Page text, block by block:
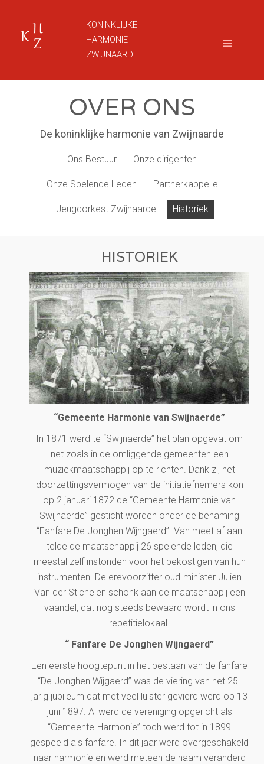
KONINKLIJKE
HARMONIE
ZWIJNAARDE
OVER ONS
De koninklijke harmonie van Zwijnaarde
Ons Bestuur Onze dirigenten
Onze Spelende Leden Partnerkappelle
Jeugdorkest Zwijnaarde Historiek
HISTORIEK
“Gemeente Harmonie van Swijnaerde”
In 1871 werd te “Swijnaerde” het plan opgevat om
net zoals in de omliggende gemeenten een
muziekmaatschappij op te richten. Dank zij het
doorzettingsvermogen van de initiatiefnemers kon
op 2 januari 1872 de “Gemeente Harmonie van
Swijnaerde” gesticht worden onder de benaming
“Fanfare De Jonghen Wijngaerd”. Van meet af aan
telde de maatschappij 26 spelende leden, die
meestal zelf instonden voor het bekostigen van hun
instrumenten. De erevoorzitter oud-minister Julien
Van der Stichelen schonk aan de maatschappij een
vaandel, dat nog steeds bewaard wordt in ons
repetitielokaal.
“ Fanfare De Jonghen Wijngaerd”
Een eerste hoogtepunt in het bestaan van de fanfare
“De Jonghen Wijgaerd” was de viering van het 25-
jarig jubileum dat met veel luister gevierd werd op 13
juni 1897. Al werd de vereniging opgericht als
“Gemeente-Harmonie” toch werd tot in 1899
gespeeld als fanfare. In dit jaar werd overgeschakeld
naar harmonie en werd meteen de naam veranderd